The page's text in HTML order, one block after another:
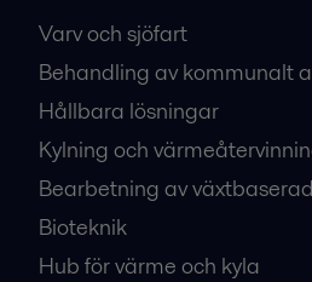
Varv och sjöfart
Behandling av kommunalt
Hållbara lösningar
Kylning och
Bearbetning av
Bioteknik
Hub för värme och kyla